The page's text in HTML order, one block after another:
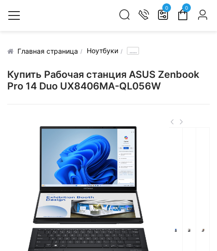
0 0
Главная страница Ноутбуки .....
Купить Рабочая станция ASUS Zenbook
Pro 14 Duo UX8406MA-QL056W